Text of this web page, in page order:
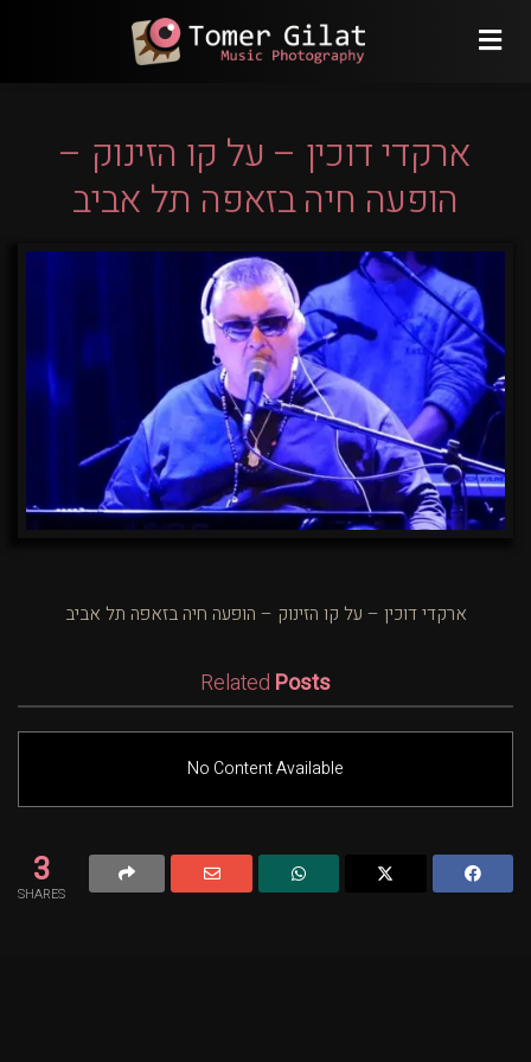
ארקדי דוכין – על קו הזינוק –
הופעה חיה בזאפה תל אביב
ארקדי דוכין – על קו הזינוק – הופעה חיה בזאפה תל אביב
Related Posts
No Content Available
3
SHARES